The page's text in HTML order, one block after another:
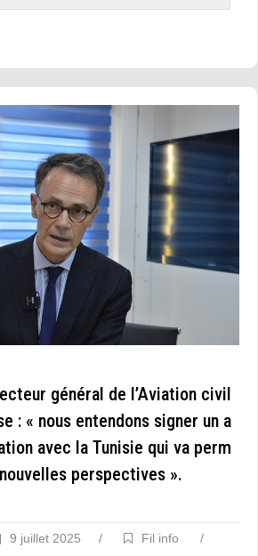
général de l’Aviation civil
: « nous entendons signer un a
avec la Tunisie qui va perm
perspectives ».
9 juillet 2025 / Fil info
/